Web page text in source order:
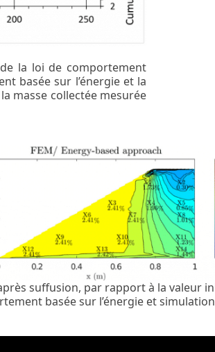
la loi de comportement
basée sur l’énergie et la
masse collectée mesurée
suffusion, par rapport à la valeur
basée sur l’énergie et